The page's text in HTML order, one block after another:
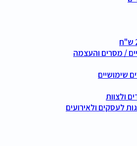
/ מסרים והעצמה
שימושיים
ולצוות
לעסקים ולאירועים